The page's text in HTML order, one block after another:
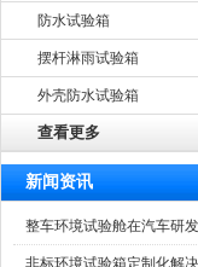
防水试验箱
摆杆淋雨试验箱
外壳防水试验箱
查看更多
新闻资讯